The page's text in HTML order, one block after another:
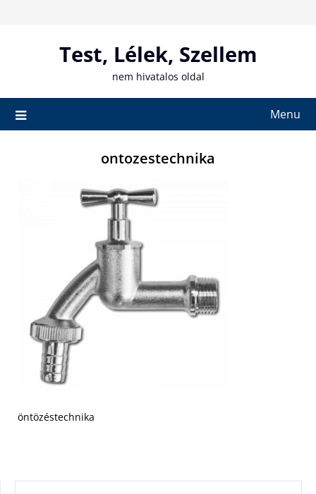
Test, Lélek, Szellem
nem hivatalos oldal
Menu
ontozestechnika
öntözéstechnika